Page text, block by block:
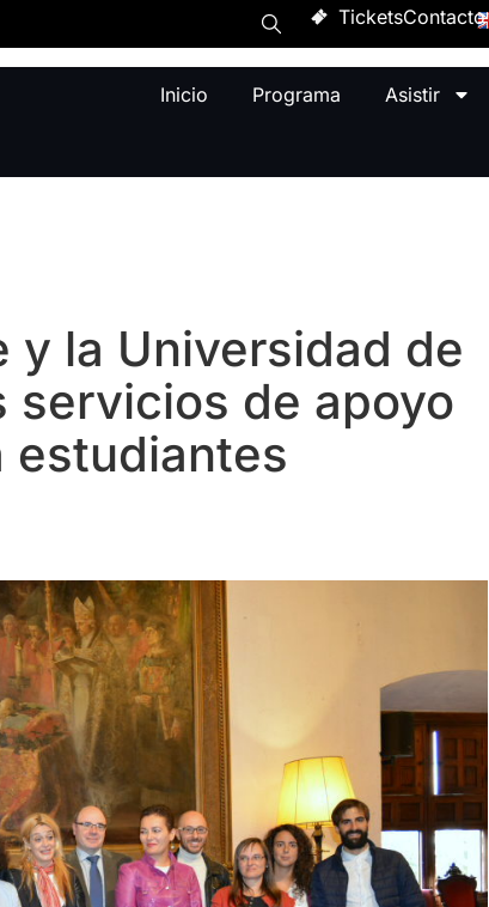
TicketsContacto
Inicio Programa Asistir
y la Universidad de
servicios de apoyo
estudiantes